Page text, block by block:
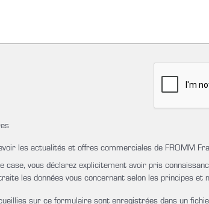
les actualités et offres commerciales de FROMM
case, vous déclarez explicitement avoir pris
les données vous concernant selon les principes et
sur ce formulaire sont enregistrées dans un